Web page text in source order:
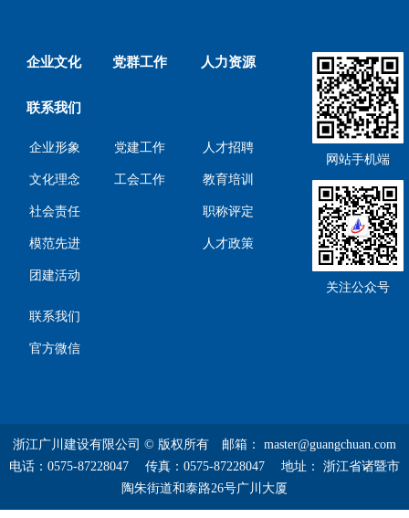
党建工作
工会工作
联系我们
官方微信
人才招聘
教育培训
职称评定
人才政策
企业形象
文化理念
社会责任
模范先进
团建活动
企业文化 党群工作 人力资源
联系我们
网站手机端
关注公众号
浙江广川建设有限公司 © 版权所有 邮箱： master@guangchuan.com
电话：0575-87228047 传真：0575-87228047 地址： 浙江省诸暨市
陶朱街道和泰路26号广川大厦